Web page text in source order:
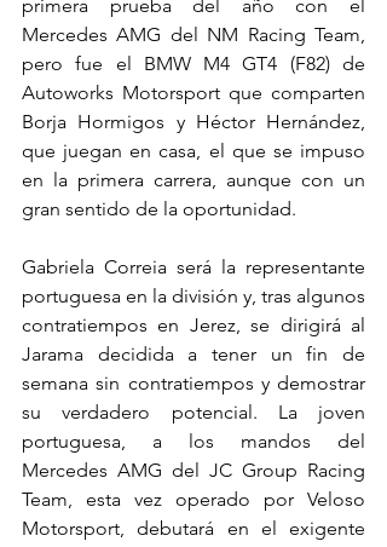
primera prueba del año con el
Mercedes AMG del NM Racing Team,
pero fue el BMW M4 GT4 (F82) de
Autoworks Motorsport que comparten
Borja Hormigos y Héctor Hernández,
que juegan en casa, el que se impuso
en la primera carrera, aunque con un
gran sentido de la oportunidad.
Gabriela Correia será la representante
portuguesa en la división y, tras algunos
contratiempos en Jerez, se dirigirá al
Jarama decidida a tener un fin de
semana sin contratiempos y demostrar
su verdadero potencial. La joven
portuguesa, a los mandos del
Mercedes AMG del JC Group Racing
Team, esta vez operado por Veloso
Motorsport, debutará en el exigente